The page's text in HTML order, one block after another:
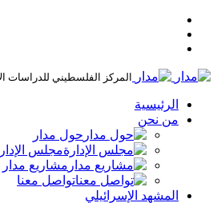
المركز الفلسطيني للدراسات
الرئيسية
من نحن
حول مدار
مجلس
مشاريع مدار
تواصل معنا
المشهد الإسرائيلي